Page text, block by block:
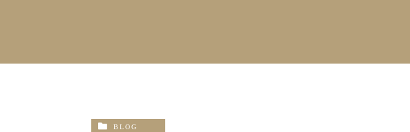
BLOG